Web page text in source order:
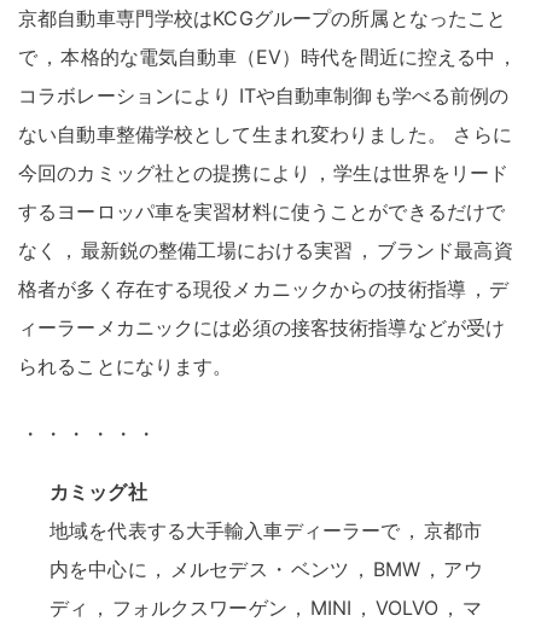
京都自動車専門学校はKCGグループの所属となったこと
で ， 本格的な電気自動車（EV）時代を間近に控える中 ，
コラボレーションにより ITや自動車制御も学べる前例の
ない自動車整備学校として生まれ変わりました。
さらに
今回のカミッグ社との提携により
， 学生は世界をリード
するヨーロッパ車を実習材料に使うことができるだけで
なく
， 最新鋭の整備工場における実習 ， ブランド最高資
格者が多く存在する現役メカニックからの技術指導 ， デ
ィーラーメカニックには必須の接客技術指導などが受け
られることになります。
・ ・ ・ ・ ・ ・
カミッグ社
地域を代表する大手輸入車ディーラーで ， 京都市
内を中心に ， メルセデス ・ ベンツ ， BMW ， アウ
ディ ， フォルクスワーゲン ， MINI ， VOLVO ， マ